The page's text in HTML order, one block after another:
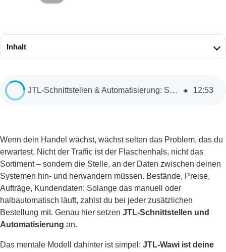
Inhalt
JTL-Schnittstellen & Automatisierung: So verbindest du deine Systeme 12:53
Wenn dein Handel wächst, wächst selten das Problem, das du
erwartest. Nicht der Traffic ist der Flaschenhals, nicht das
Sortiment – sondern die Stelle, an der Daten zwischen deinen
Systemen hin- und herwandern müssen. Bestände, Preise,
Aufträge, Kundendaten: Solange das manuell oder
halbautomatisch läuft, zahlst du bei jeder zusätzlichen
Bestellung mit. Genau hier setzen JTL-Schnittstellen und
Automatisierung an.
Das mentale Modell dahinter ist simpel: JTL-Wawi ist deine